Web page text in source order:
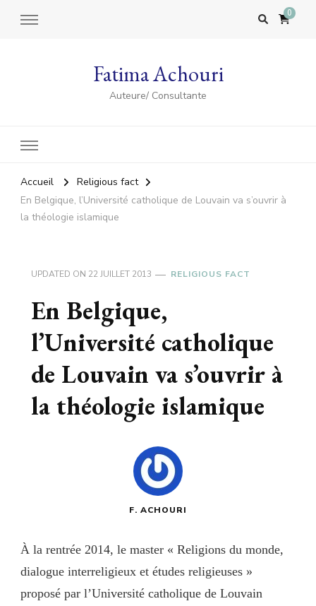
0
Fatima Achouri
Auteure/ Consultante
Accueil
Religious fact
En Belgique, l’Université catholique de Louvain va s’ouvrir à
la théologie islamique
UPDATED ON 22 JUILLET 2013 RELIGIOUS FACT
En Belgique,
l’Université catholique
de Louvain va s’ouvrir à
la théologie islamique
F. ACHOURI
À la rentrée 2014, le master « Religions du monde,
dialogue interreligieux et études religieuses »
proposé par l’Université catholique de Louvain